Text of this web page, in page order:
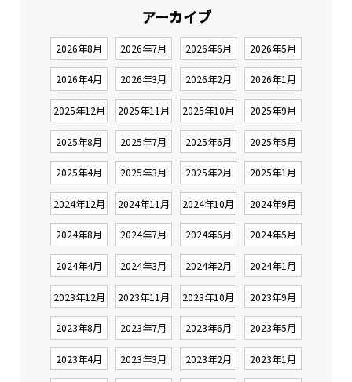
アーカイブ
2026年8月 2026年7月 2026年6月 2026年5月
2026年4月 2026年3月 2026年2月 2026年1月
2025年12月 2025年11月 2025年10月 2025年9月
2025年8月 2025年7月 2025年6月 2025年5月
2025年4月 2025年3月 2025年2月 2025年1月
2024年12月 2024年11月 2024年10月 2024年9月
2024年8月 2024年7月 2024年6月 2024年5月
2024年4月 2024年3月 2024年2月 2024年1月
2023年12月 2023年11月 2023年10月 2023年9月
2023年8月 2023年7月 2023年6月 2023年5月
2023年4月 2023年3月 2023年2月 2023年1月